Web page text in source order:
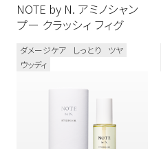
NOTE by N. アミノシャン
プー クラッシィ フィグ
ダメージケア しっとり
ツヤ
ウッディ